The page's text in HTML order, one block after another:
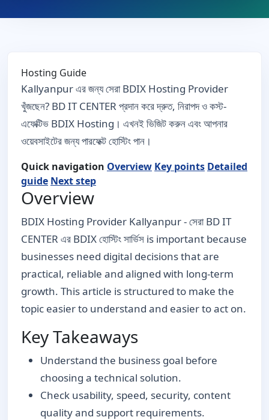
Hosting Guide
Kallyanpur এর জন্য সেরা BDIX Hosting Provider
খুঁজছেন? BD IT CENTER প্রদান করে দ্রুত, নিরাপদ ও কস্ট-
এফেক্টিভ BDIX Hosting। এখনই ভিজিট করুন এবং আপনার
ওয়েবসাইটের জন্য পারফেক্ট হোস্টিং পান।
Quick navigation Overview Key points Detailed
guide Next step
Overview
BDIX Hosting Provider Kallyanpur - সেরা BD IT
CENTER এর BDIX হোস্টিং সার্ভিস is important because
businesses need digital decisions that are
practical, reliable and aligned with long-term
growth. This article is structured to make the
topic easier to understand and easier to act on.
Key Takeaways
Understand the business goal before
choosing a technical solution.
Check usability, speed, security, content
quality and support requirements.